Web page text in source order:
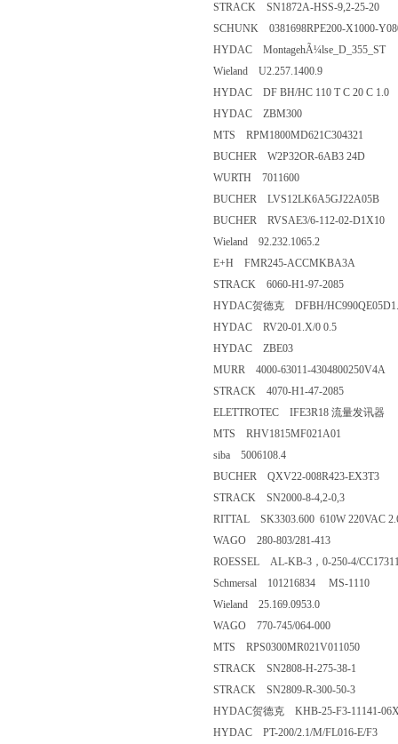
STRACK SN1872A-HSS-9,2-25-20
SCHUNK 0381698RPE200-X1000-
HYDAC MontagehÃ¼lse_D_355_ST
Wieland U2.257.1400.9
HYDAC DF BH/HC 110 T C 20 C 1.0
HYDAC ZBM300
MTS RPM1800MD621C304321
BUCHER W2P32OR-6AB3 24D
WURTH 7011600
BUCHER LVS12LK6A5GJ22A05B
BUCHER RVSAE3/6-112-02-D1X10
Wieland 92.232.1065.2
E+H FMR245-ACCMKBA3A
STRACK 6060-H1-97-2085
HYDAC贺德克 DFBH/
HYDAC RV20-01.X/0 0.5
HYDAC ZBE03
MURR 4000-63011-4304800250V4A
STRACK 4070-H1-47-2085
ELETTROTEC IFE3R18 流量发讯器
MTS RHV1815MF021A01
siba 5006108.4
BUCHER QXV22-008R423-EX3T3
STRACK SN2000-8-4,2-0,3
RITTAL SK3303.600 610W 220VAC
WAGO 280-803/281-413
ROESSEL AL-KB-3，0-250-4/
Schmersal 101216834 MS-1110
Wieland 25.169.0953.0
WAGO 770-745/064-000
MTS RPS0300MR021V011050
STRACK SN2808-H-275-38-1
STRACK SN2809-R-300-50-3
HYDAC贺德克 KHB-25-F3-11141-
HYDAC PT-200/2.1/M/FL016-E/F3